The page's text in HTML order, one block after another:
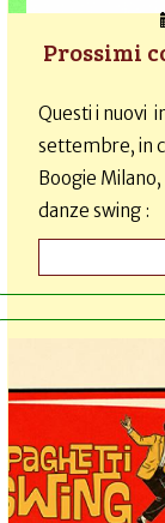
Prossimi
Questi i nuovi
settembre, in
Boogie
danze swing :